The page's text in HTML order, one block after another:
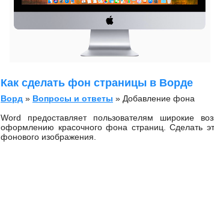
Как сделать фон страницы в Ворде
Ворд » Вопросы и ответы » Добавление фона
Word предоставляет пользователям широкие
оформлению красочного фона страниц. Сделать
фонового изображения.